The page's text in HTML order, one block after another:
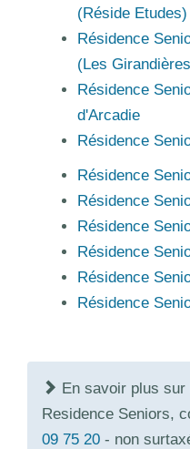
(Réside Etudes)
Résidence
(Les
Résidence
d'Arcadie
Résidence
Résidence
Résidence
Résidence
Résidence
Résidence
Résidence
En savoir plus
Residence Seniors,
09 75 20 - non